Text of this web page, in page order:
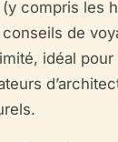
compris les
de
idéal